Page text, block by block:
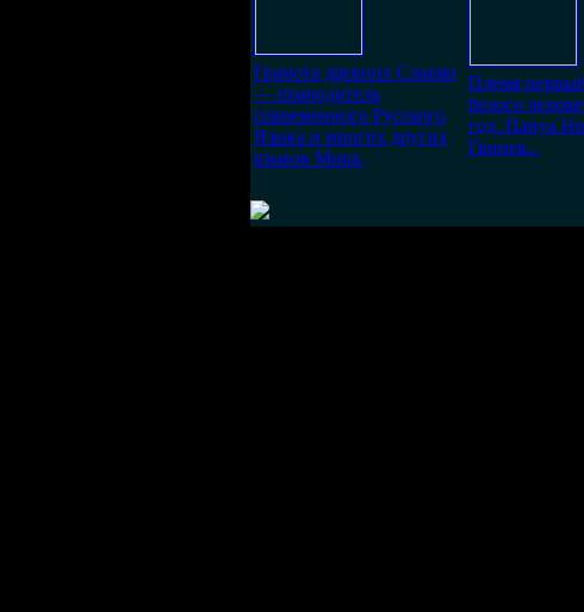
Грамота древних Славян
— прародитель
современного Русского
Языка и многих других
языков Мира.
Племя
белого
год. Папуа
Гвинея...